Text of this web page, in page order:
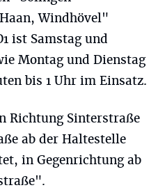
Windhövel"
ist Samstag und
Montag und Dienstag
bis 1 Uhr im Einsatz.
Richtung Sinterstraße
ab der Haltestelle
in Gegenrichtung ab